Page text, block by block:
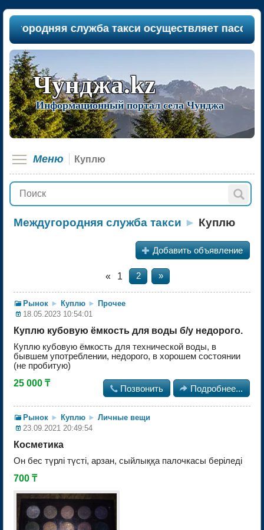
служба такси осуществляет
Чунджа.kz
Информационный портал села Чунджа
Меню Куплю
Междугородняя служба такси ► Куплю
+ Добавить объявление
« 1 2 »
Рынок ► Куплю ► Прочее
18.05.2023 10:54:01
Куплю кубовую ёмкость для воды б/у недорого.
Куплю кубовую ёмкость для технической воды, в
бывшем употреблении, недорого, в хорошем состоянии
(не пробитую)
25 000 ₸
 Позвонить  Подробнее...
Рынок ► Куплю ► Личные вещи
23.09.2021 20:49:54
Косметика
Он бес түрлі түсті, арзан, сыйлыққа палочкасы беріледі
700 ₸